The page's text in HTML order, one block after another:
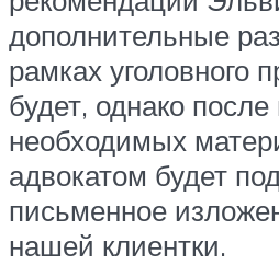
дополнительные
рамках уголовного
будет, однако
необходимых
адвокатом будет
письменное
нашей клиентки.